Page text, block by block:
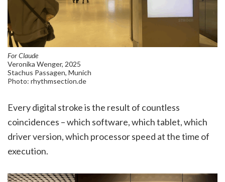
For Claude
Veronika Wenger, 2025
Stachus Passagen, Munich
Photo: rhythmsection.de
Every digital stroke is the result of countless
coincidences – which software, which tablet, which
driver version, which processor speed at the time of
execution.